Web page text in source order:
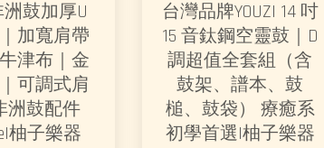
鼓加厚U
加寬肩帶
津布｜金
可調式肩
洲鼓配件
柚子樂器
台灣品牌YOUZI 14 吋
15 音鈦鋼空靈鼓｜D
調超值全套組（含
鼓架、譜本、鼓
槌、鼓袋） 療癒系
初學首選|柚子樂器